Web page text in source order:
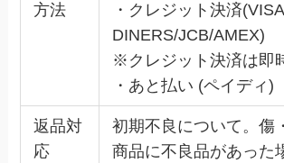
方法
・クレジット決済
DINERS/JCB/AMEX)
※クレジット決済は即
・あと払い (ペイディ)
返品対
応
初期不良について。傷
商品に不良品があった